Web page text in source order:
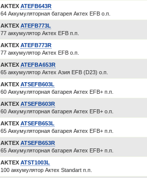
AKTEX ATEFB643R
64 Аккумуляторная батарея Актех EFB о.п.
AKTEX ATEFB773L
77 аккумулятор Актех EFB п.п.
AKTEX ATEFB773R
77 аккумулятор Актех EFB о.п.
AKTEX ATEFBA653R
65 аккумулятор Актех Азия EFB (D23) о.п.
AKTEX ATSEFB603L
60 Аккумуляторная батарея Актех EFB+ п.п.
AKTEX ATSEFB603R
60 Аккумуляторная батарея Актех EFB+ о.п.
AKTEX ATSEFB653L
65 Аккумуляторная батарея Актех EFB+ п.п.
AKTEX ATSEFB653R
65 Аккумуляторная батарея Актех EFB+ п.п.
AKTEX ATST1003L
100 аккумулятор Актех Standart п.п.